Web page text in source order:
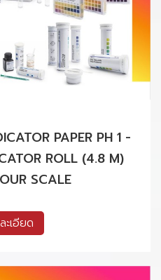
PAPER PH 1 -
ROLL (4.8 M)
SCALE
ะเอียด